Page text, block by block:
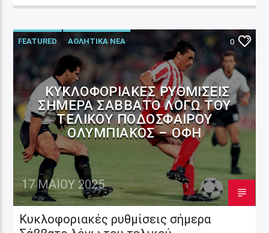
FEATURED ΑΘΛΗΤΙΚΑ ΝΕΑ
ΑΥΤΟΔΙΟΙΚΗΣΗ
0
ΚΥΚΛΟΦΟΡΙΑΚΈΣ ΡΥΘΜΊΣΕΙΣ
ΣΉΜΕΡΑ ΣΆΒΒΑΤΟ ΛΌΓΩ ΤΟΥ
ΤΕΛΙΚΟΎ ΠΟΔΟΣΦΑΊΡΟΥ
ΟΛΥΜΠΙΑΚΌΣ – ΟΦΗ
17 ΜΑΪ́ΟΥ 2025
Κυκλοφοριακές ρυθμίσεις σήμερα